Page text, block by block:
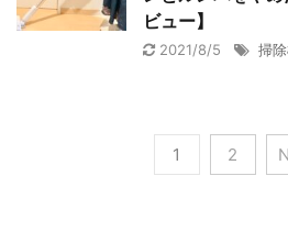
ビュー】
2021/8/5 掃
1 2